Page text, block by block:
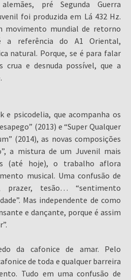
pré Segunda Guerra
foi produzida em Lá 432 Hz.
movimento mundial de retorno
a referência do A1 Oriental,
natural. Porque, se é para falar
e desnuda possível, que a
psicodelia, que acompanha os
(2013) e “Super Qualquer
(2014), as novas composições
a mistura de um Juvenil mais
(até hoje), o trabalho aflora
musical. Uma confusão de
prazer, tesão… “sentimento
Mas independente de como
e dançante, porque é assim
da cafonice de amar. Pelo
de toda e qualquer barreira
Tudo em uma confusão de